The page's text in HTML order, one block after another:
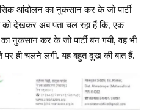
आंदोलन का नुकसान कर के जो पार्टी
को देखकर अब पता चल रहा हैं कि, एक
नुकसान कर के जो पार्टी बन गयी, वह भी
पर ही चलने लगी. यह बहुत दुख की बात हैं.